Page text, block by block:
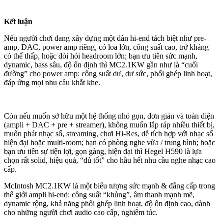
Kết luận
Nếu người chơi đang xây dựng một dàn hi-end tách biệt như pre-
amp, DAC, power amp riêng, có loa lớn, công suất cao, trở kháng
có thể thấp, hoặc đòi hỏi headroom lớn; bạn ưu tiên sức mạnh,
dynamic, bass sâu, độ ổn định thì MC2.1KW gần như là “cuối
đường” cho power amp: công suất dư, dư sức, phối ghép linh hoạt,
đáp ứng mọi nhu cầu khắt khe.
Còn nếu muốn sở hữu một hệ thống nhỏ gọn, đơn giản và toàn diện
(ampli + DAC + pre + streamer), không muốn lắp ráp nhiều thiết bị,
muốn phát nhạc số, streaming, chơi Hi-Res, dễ tích hợp với nhạc số
hiện đại hoặc multi-room; bạn có phòng nghe vừa / trung bình; hoặc
bạn ưu tiên sự tiện lợi, gọn gàng, hiện đại thì Hegel H590 là lựa
chọn rất solid, hiệu quả, “đủ tốt” cho hầu hết nhu cầu nghe nhạc cao
cấp.
McIntosh MC2.1KW là một biểu tượng sức mạnh & đẳng cấp trong
thế giới ampli hi-end: công suất “khủng”, âm thanh mạnh mẽ,
dynamic rộng, khả năng phối ghép linh hoạt, độ ổn định cao, dành
cho những người chơi audio cao cấp, nghiêm túc.